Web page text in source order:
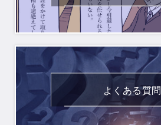
READ MORE
よくある質問
READ MORE